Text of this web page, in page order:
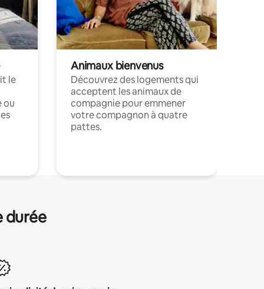
le
ou
Animaux bienvenus
Découvrez des logements qui
acceptent les animaux de
compagnie pour emmener
votre compagnon à quatre
pattes.
durée